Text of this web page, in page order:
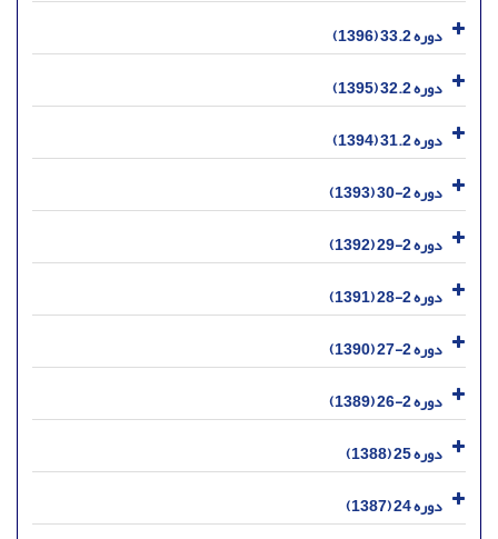
دوره 33.2 (1396)
دوره 32.2 (1395)
دوره 31.2 (1394)
دوره 2-30 (1393)
دوره 2-29 (1392)
دوره 2-28 (1391)
دوره 2-27 (1390)
دوره 2-26 (1389)
دوره 25 (1388)
دوره 24 (1387)